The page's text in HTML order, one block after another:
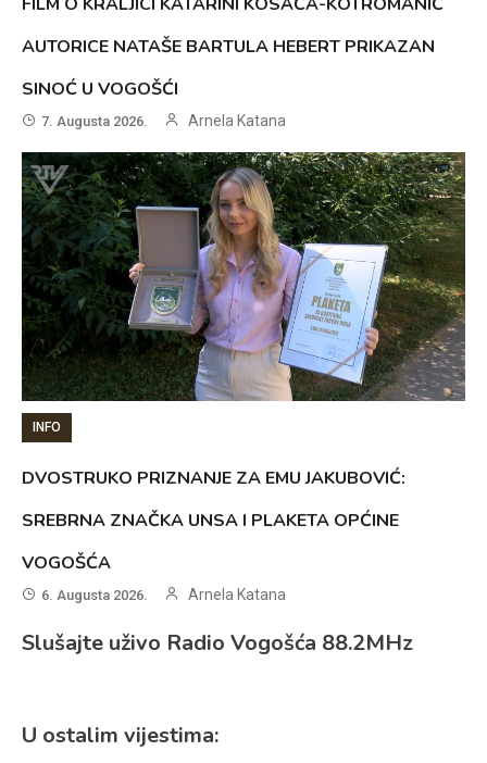
AUTORICE NATAŠE BARTULA HEBERT PRIKAZAN
SINOĆ U VOGOŠĆI
7. Augusta 2026. Arnela Katana
INFO
DVOSTRUKO PRIZNANJE ZA EMU JAKUBOVIĆ:
SREBRNA ZNAČKA UNSA I PLAKETA OPĆINE
VOGOŠĆA
6. Augusta 2026. Arnela Katana
Slušajte uživo Radio Vogošća 88.2MHz
U ostalim vijestima: